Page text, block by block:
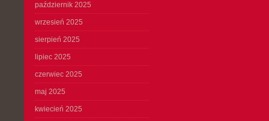
październik 2025
wrzesień 2025
sierpień 2025
lipiec 2025
czerwiec 2025
maj 2025
kwiecień 2025